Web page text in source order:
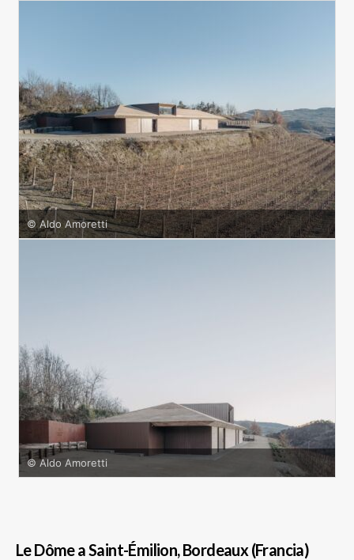
© Aldo Amoretti
© Aldo Amoretti
Le Dôme a Saint-Émilion, Bordeaux (Francia)